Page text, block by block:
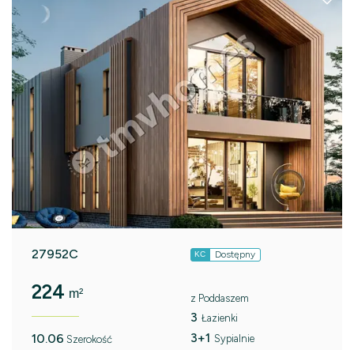
27952C KC Dostępny
224 m²
10.06 Szerokość
z Poddaszem
3 Łazienki
3+1 Sypialnie